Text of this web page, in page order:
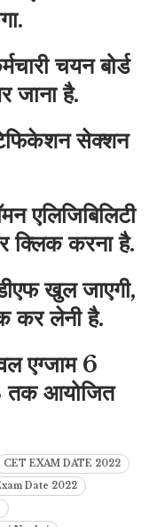
चयन बोर्ड
जाना है.
सेक्शन
एलिजिबिलिटी
करना है.
खुल जाएगी,
कर लेनी है.
एग्जाम 6
तक आयोजित
CET EXAM DATE 2022
Date 2022